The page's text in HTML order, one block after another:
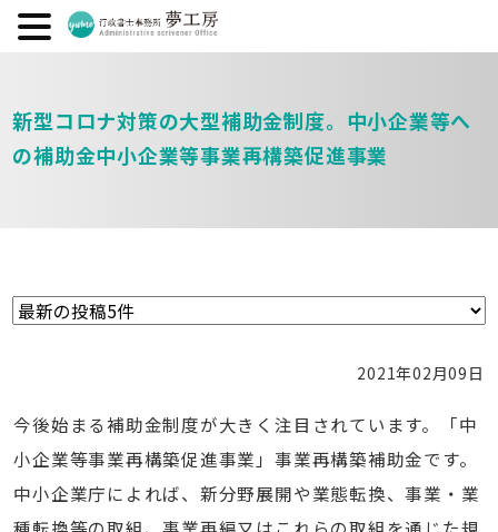
新型コロナ対策の大型補助金制度。中小企業等へ
の補助金中小企業等事業再構築促進事業
2021年02月09日
今後始まる補助金制度が大きく注目されています。「中
小企業等事業再構築促進事業」事業再構築補助金です。
中小企業庁によれば、新分野展開や業態転換、事業・業
種転換等の取組、事業再編又はこれらの取組を通じた規